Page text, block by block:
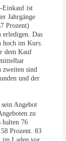
Einkauf ist
Jahrgänge
Prozent)
Das
hoch im Kurs.
dem Kauf
zweiten sind
und der
Angebot
zu
halten 76
Prozent. 83